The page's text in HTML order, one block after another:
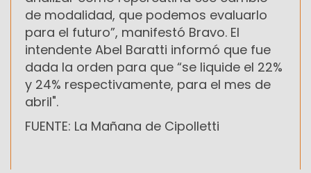
de modalidad, que podemos evaluarlo
para el futuro”, manifestó Bravo. El
intendente Abel Baratti informó que fue
dada la orden para que “se liquide el 22%
y 24% respectivamente, para el mes de
abril".
FUENTE: La Mañana de Cipolletti